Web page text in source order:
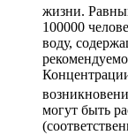
жизни.
100000
воду,
могут быть